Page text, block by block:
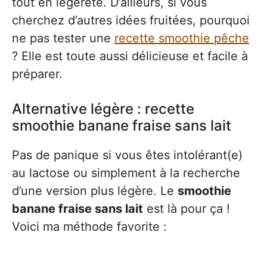
cherchez d’autres idées fruitées, pourquoi
ne pas tester une recette smoothie pêche
? Elle est toute aussi délicieuse et facile à
préparer.
Alternative légère : recette
smoothie banane fraise sans lait
Pas de panique si vous êtes intolérant(e)
au lactose ou simplement à la recherche
d’une version plus légère. Le smoothie
banane fraise sans lait est là pour ça !
Voici ma méthode favorite :